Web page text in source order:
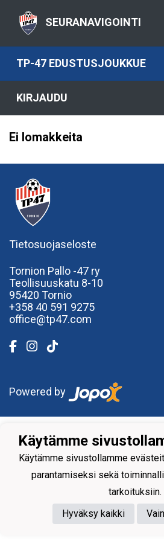
SEURANAVIGOINTI
TP-47 EDUSTUSJOUKKUE
KIRJAUDU
Ei lomakkeita
Tietosuojaseloste
Tornion Pallo -47 ry
Teollisuuskatu 8-10
95420 Tornio
+358 40 591 9275
office@tp47.com
Powered by
Käytämme
Käytämme sivustollamme
parantamiseksi sekä
tarkoituksiin.
Hyväksy kaikki